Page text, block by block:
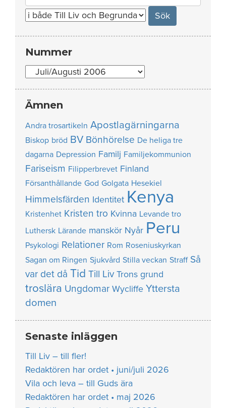
for:
Nummer
Nummer
Ämnen
Andra trosartikeln Apostlagärningarna
Biskop bröd BV Bönhörelse De heliga tre
dagarna Depression Familj Familjekommunion
Fariseism Filipperbrevet Finland
Försanthållande God Golgata Hesekiel
Himmelsfärden Identitet Kenya
Kristenhet Kristen tro Kvinna Levande tro
Luthersk Lärande manskör Nyår Peru
Psykologi Relationer Rom Roseniuskyrkan
Sagan om Ringen Sjukvård Stilla veckan Straff Så
var det då Tid Till Liv Trons grund
troslära Ungdomar Wycliffe Yttersta
domen
Senaste inläggen
Till Liv – till fler!
Redaktören har ordet • juni/juli 2026
Vila och leva – till Guds ära
Redaktören har ordet • maj 2026